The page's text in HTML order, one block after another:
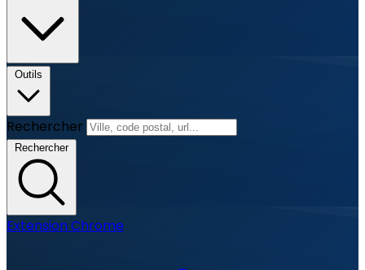
Outils
Rechercher
Rechercher
Extension Chrome